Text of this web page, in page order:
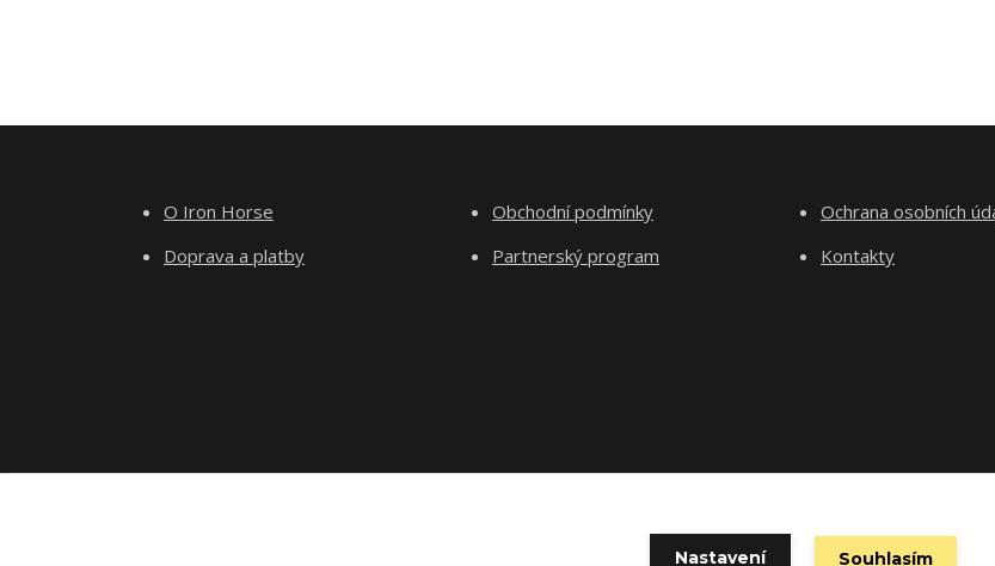
O Iron Horse
Doprava a platby
Obchodní podmínky
Partnerský program
Ochrana osobních
Kontakty
Nastavení Souhlasím